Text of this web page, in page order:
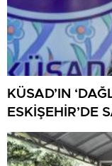
KÜSAD’IN
ESKİŞEHİR’DE
BULUŞUYOR